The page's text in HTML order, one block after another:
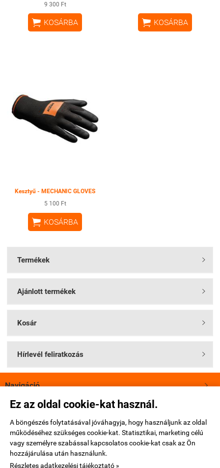
Ez az oldal cookie-kat használ.
A böngészés folytatásával jóváhagyja, hogy használjunk az oldal
működéséhez szükséges cookie-kat. Statisztikai, marketing célú
vagy személyre szabással kapcsolatos cookie-kat csak az Ön
hozzájárulása után használunk.
Részletes adatkezelési tájékoztató »
9 300 Ft
 KOSÁRBA  KOSÁRBA
Kesztyű - MECHANIC GLOVES
5 100 Ft
 KOSÁRBA
Termékek 
Ajánlott termékek 
Kosár 
Hírlevél feliratkozás 
Navigáció 
Saját fiók
Bemutatkozás
Elérhetőségek